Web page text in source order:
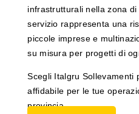
infrastrutturali nella zona
servizio rappresenta una
piccole imprese e
su misura per progetti di
Scegli Italgru Sollevamenti
affidabile per le tue
provincia.